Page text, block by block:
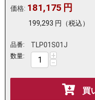
価格: 181,175 円
199,293 円 （税込）
品番: TLP01S01J
数量: +
−
買